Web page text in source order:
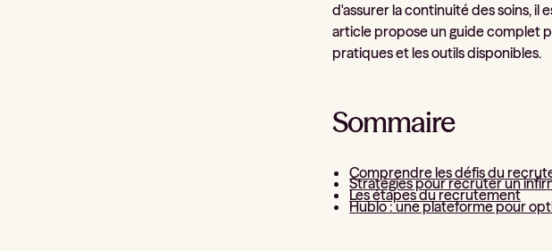
d'assurer la continuité des soins, il
article propose un guide complet
pratiques et les outils disponibles.
Sommaire
Comprendre les défis du
Stratégies pour recruter un
Les étapes du recrutement
Hublo : une plateforme pour